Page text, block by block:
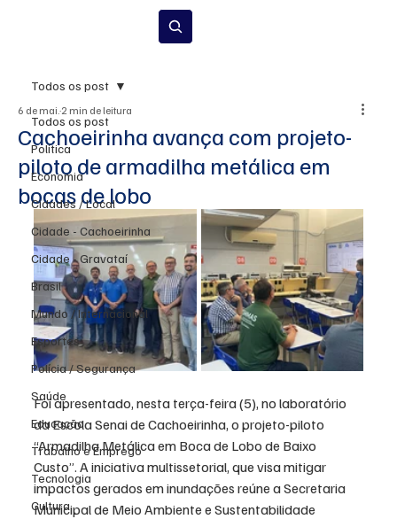
Todos os post
Política
Economia
Cidades / Local
Cidade - Cachoeirinha
Cidade - Gravataí
Brasil
Mundo / Internacional
Esportes
Polícia / Segurança
Saúde
Educação
Trabalho e Emprego
Tecnologia
Cultura
Todos os post
Cachoeirinha avança com projeto-
piloto de armadilha metálica em
bocas de lobo
6 de mai. 2 min de leitura
Foi apresentado, nesta terça-feira (5), no laboratório
da Escola Senai de Cachoeirinha, o projeto-piloto
“Armadilha Metálica em Boca de Lobo de Baixo
Custo”. A iniciativa multissetorial, que visa mitigar
impactos gerados em inundações reúne a Secretaria
Municipal de Meio Ambiente e Sustentabilidade